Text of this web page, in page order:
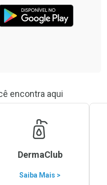
encontra aqui
DermaClub
Saiba Mais >